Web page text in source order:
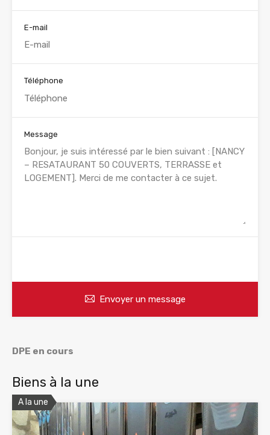
E-mail
Téléphone
Message
Envoyer un message
DPE en cours
Biens à la une
A la une